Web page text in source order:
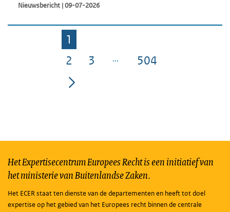
Nieuwsbericht | 09-07-2026
Pagina
1
Pagina
2 Pagina
3 Pagina
504
Het Expertisecentrum Europees Recht is een initiatief van
het ministerie van Buitenlandse Zaken.
Het ECER staat ten dienste van de departementen en heeft tot doel
expertise op het gebied van het Europees recht binnen de centrale